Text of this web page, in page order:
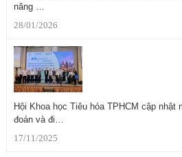
năng …
28/01/2026
Hội Khoa học Tiêu hóa TPHCM cập nhật
đoán và đi…
17/11/2025